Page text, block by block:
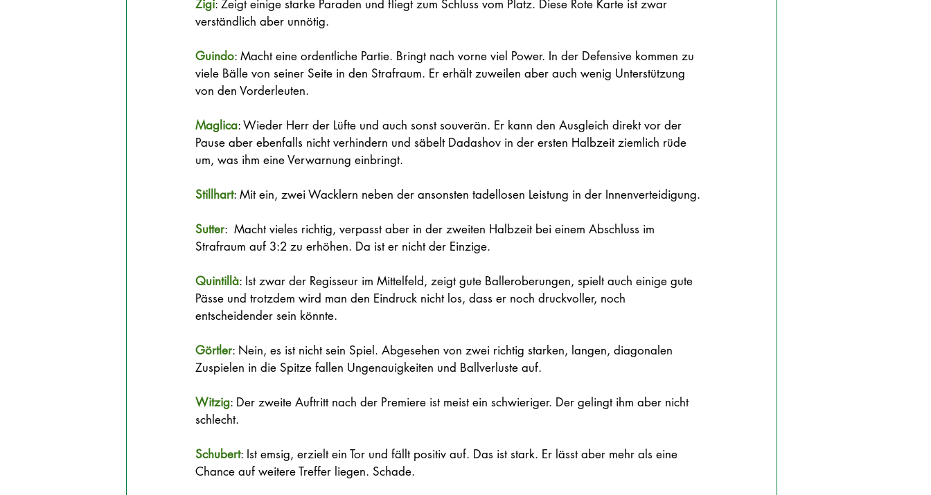
Zigi: Zeigt einige starke Paraden und fliegt zum Schluss vom Platz. Diese Rote Karte ist zwar
verständlich aber unnötig.
Guindo: Macht eine ordentliche Partie. Bringt nach vorne viel Power. In der Defensive kommen zu
viele Bälle von seiner Seite in den Strafraum. Er erhält zuweilen aber auch wenig Unterstützung
von den Vorderleuten.
Maglica: Wieder Herr der Lüfte und auch sonst souverän. Er kann den Ausgleich direkt vor der
Pause aber ebenfalls nicht verhindern und säbelt Dadashov in der ersten Halbzeit ziemlich rüde
um, was ihm eine Verwarnung einbringt.
Stillhart: Mit ein, zwei Wacklern neben der ansonsten tadellosen Leistung in der Innenverteidigung.
Sutter:  Macht vieles richtig, verpasst aber in der zweiten Halbzeit bei einem Abschluss im
Strafraum auf 3:2 zu erhöhen. Da ist er nicht der Einzige.
Quintillà: Ist zwar der Regisseur im Mittelfeld, zeigt gute Balleroberungen, spielt auch einige gute
Pässe und trotzdem wird man den Eindruck nicht los, dass er noch druckvoller, noch
entscheidender sein könnte.
Görtler: Nein, es ist nicht sein Spiel. Abgesehen von zwei richtig starken, langen, diagonalen
Zuspielen in die Spitze fallen Ungenauigkeiten und Ballverluste auf.
Witzig: Der zweite Auftritt nach der Premiere ist meist ein schwieriger. Der gelingt ihm aber nicht
schlecht.
Schubert: Ist emsig, erzielt ein Tor und fällt positiv auf. Das ist stark. Er lässt aber mehr als eine
Chance auf weitere Treffer liegen. Schade.